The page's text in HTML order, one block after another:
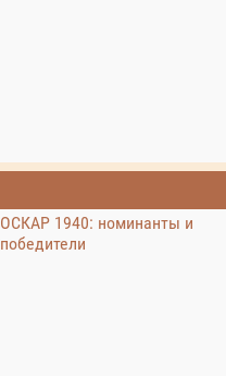
ОСКАР 1940: номинанты и
победители